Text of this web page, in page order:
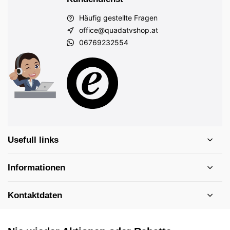
Häufig gestellte Fragen
office@quadatvshop.at
06769232554
Usefull links
Informationen
Kontaktdaten